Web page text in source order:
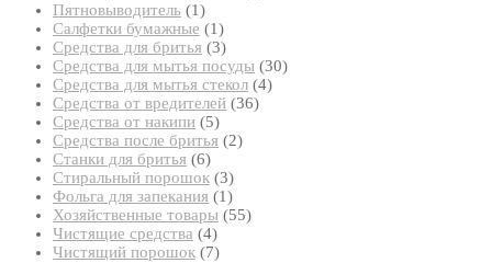
Пятновыводитель 11
товар
Салфетки бумажные 11
товар
Средства для бритья 33
товара
Средства для мытья посуды 3030
Средства для мытья стекол 44
Средства от вредителей 3636
Средства от накипи 55
товаров
Средства после бритья 22
Станки для бритья 66
товаров
Стиральный порошок 33
товара
Фольга для запекания 11
товар
Хозяйственные товары 5555
Чистящие средства 44
товара
Чистящий порошок 77